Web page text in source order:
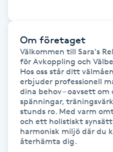
Fransförlängning Volym
Fransk manikyr
Fransrengöring
Frekvensterapi
Friskvård
Om företaget
Välkommen till Sara's
för Avkoppling och
Hos oss står ditt
erbjuder professionell
dina behov – oavsett
spänningar,
stunds ro. Med varm
och ett holistiskt
harmonisk miljö där du
återhämta dig.